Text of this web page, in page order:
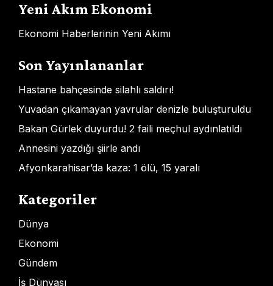
Yeni Akım Ekonomi
Ekonomi Haberlerinin Yeni Akımı
Son Yayınlananlar
Hastane bahçesinde silahlı saldırı!
Yuvadan çıkamayan yavrular denizle buluşturuldu
Bakan Gürlek duyurdu! 2 faili meçhul aydınlatıldı
Annesini yazdığı şiirle andı
Afyonkarahisar’da kaza: 1 ölü, 15 yaralı
Kategoriler
Dünya
Ekonomi
Gündem
İş Dünyası